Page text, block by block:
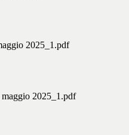
2025_1.pdf
2025_1.pdf